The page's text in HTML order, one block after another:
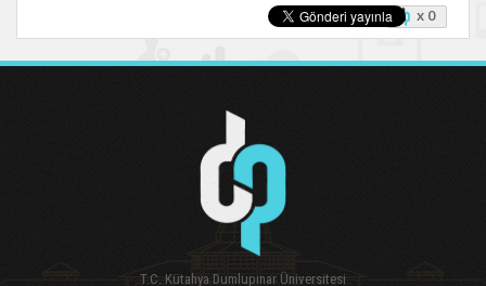
x 0
T.C. Kütahya Dumlupınar Üniversitesi